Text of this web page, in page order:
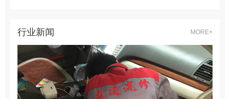
行业新闻 MORE+